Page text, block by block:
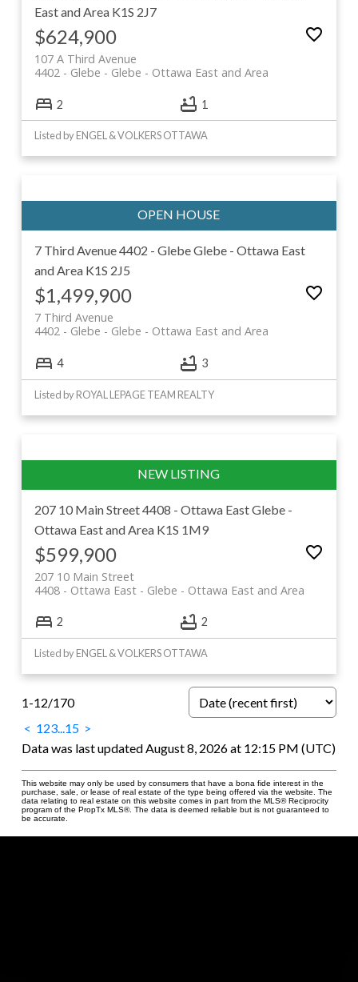
East and Area K1S 2J7
$624,900
107 A Third Avenue
Glebe - Ottawa East and Area
4402 - Glebe
2 1
Listed by ENGEL & VOLKERS OTTAWA
7 Third Avenue4402 - GlebeGlebe - Ottawa East
and Area K1S 2J5
$1,499,900
7 Third Avenue
Glebe - Ottawa East and Area
4402 - Glebe
4 3
Listed by ROYAL LEPAGE TEAM REALTY
207 10 Main Street4408 - Ottawa EastGlebe -
Ottawa East and Area K1S 1M9
$599,900
207 10 Main Street
Glebe - Ottawa East and Area
4408 - Ottawa East
2 2
Listed by ENGEL & VOLKERS OTTAWA
1-12/170
< 123...15 >
Data was last updated August 8, 2026 at 12:15 PM (UTC)
This website may only be used by consumers that have a bona fide interest in the
purchase, sale, or lease of real estate of the type being offered via the website. The
data relating to real estate on this website comes in part from the MLS® Reciprocity
program of the PropTx MLS®. The data is deemed reliable but is not guaranteed to
be accurate.